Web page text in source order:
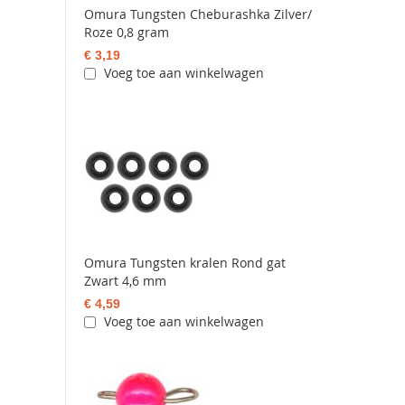
Omura Tungsten Cheburashka Zilver/
Roze 0,8 gram
€ 3,19
Voeg toe aan winkelwagen
Omura Tungsten kralen Rond gat
Zwart 4,6 mm
€ 4,59
Voeg toe aan winkelwagen